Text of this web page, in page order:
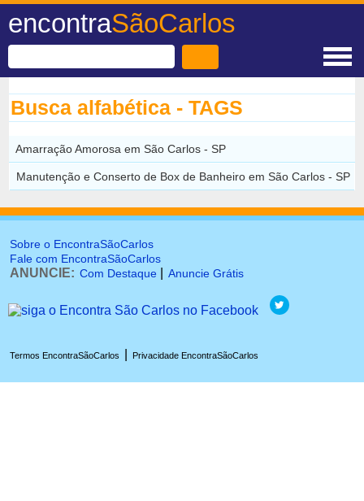
encontraSãoCarlos
Busca alfabética - TAGS
Amarração Amorosa em São Carlos - SP
Manutenção e Conserto de Box de Banheiro em São Carlos - SP
Sobre o EncontraSãoCarlos
Fale com EncontraSãoCarlos
ANUNCIE: Com Destaque Anuncie Grátis
Termos EncontraSãoCarlos Privacidade EncontraSãoCarlos